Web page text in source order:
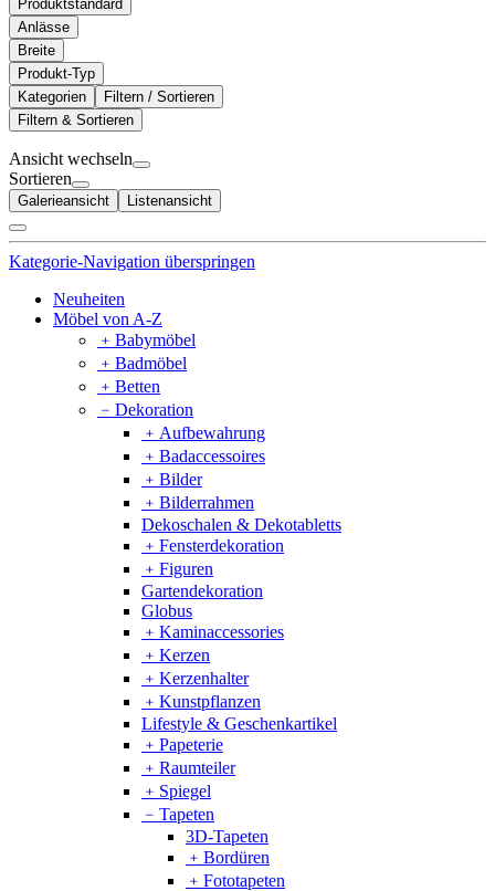
Produktstandard
Anlässe
Breite
Produkt-Typ
Kategorien
Filtern / Sortieren
Filtern & Sortieren
Ansicht wechseln
Sortieren
Galerieansicht Listenansicht
Kategorie-Navigation überspringen
Neuheiten
Möbel von A-Z
﹢ Babymöbel
﹢ Badmöbel
﹢ Betten
﹣ Dekoration
﹢ Aufbewahrung
﹢ Badaccessoires
﹢ Bilder
﹢ Bilderrahmen
Dekoschalen & Dekotabletts
﹢ Fensterdekoration
﹢ Figuren
Gartendekoration
Globus
﹢ Kaminaccessories
﹢ Kerzen
﹢ Kerzenhalter
﹢ Kunstpflanzen
Lifestyle & Geschenkartikel
﹢ Papeterie
﹢ Raumteiler
﹢ Spiegel
﹣ Tapeten
3D-Tapeten
﹢ Bordüren
﹢ Fototapeten